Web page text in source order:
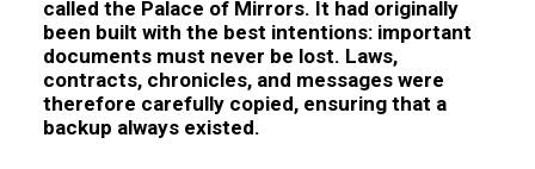
called the Palace of Mirrors. It had originally
been built with the best intentions: important
documents must never be lost. Laws,
contracts, chronicles, and messages were
therefore carefully copied, ensuring that a
backup always existed.